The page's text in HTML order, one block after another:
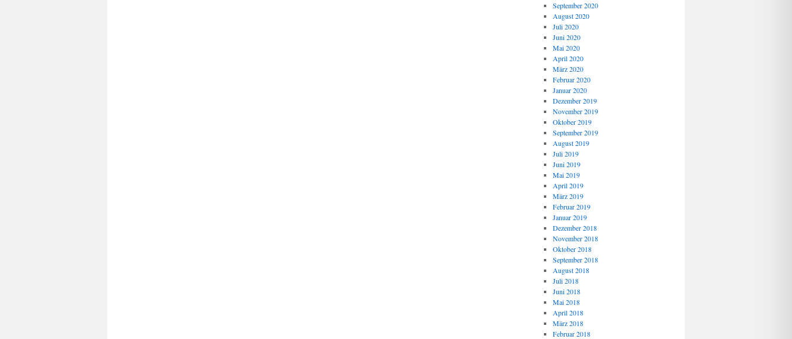
September 2020
August 2020
Juli 2020
Juni 2020
Mai 2020
April 2020
März 2020
Februar 2020
Januar 2020
Dezember 2019
November 2019
Oktober 2019
September 2019
August 2019
Juli 2019
Juni 2019
Mai 2019
April 2019
März 2019
Februar 2019
Januar 2019
Dezember 2018
November 2018
Oktober 2018
September 2018
August 2018
Juli 2018
Juni 2018
Mai 2018
April 2018
März 2018
Februar 2018